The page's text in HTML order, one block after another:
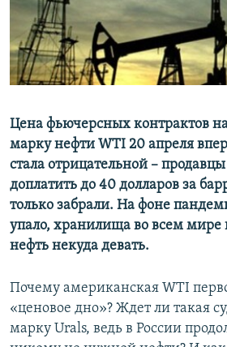
ПОБЕДИТЕЛЕЙ НЕ СУДЯТ?
КРЫМ.НЕПОКОРЕННЫЙ
ELIFBE
ПРИСОЕДИНЯЙТЕСЬ!
Все сайты RFE/RL
Цена фьючерсных контрактов
марку нефти WTI 20 апреля
стала отрицательной –
доплатить до 40 долларов за
только забрали. На фоне
упало, хранилища во всем мире
нефть некуда девать.
Почему американская WTI
«ценовое дно»? Ждет ли такая
марку Urals, ведь в России